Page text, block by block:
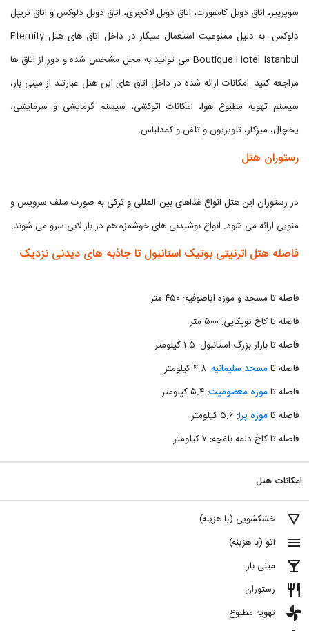
سوپرییر، اتاق دوبل کامفورت، اتاق دوبل لاکچری، اتاق دوبل دلوکس و اتاق تریپل
دلوکس. به دلیل ممنوعیت استعمال سیگار در داخل اتاق های هتل Eternity
Boutique Hotel Istanbul می توانید به محل مشخص شده و دور از اتاق ها
مراجعه کنید. امکانات ارائه شده در داخل اتاق های این هتل عبارتند از مینی بار،
سیستم تهویه مطبوع هوا، امکانات اتوکشی، سیستم گرمایشی و سرمایشی،
یخچال، میزکار، تلویزیون و تلفن و کمدلباس.
رستوران هتل
در رستوران این هتل انواع غذاهای بین المللی و ترکی به صورت سلف سرویس و
منویی ارائه می شود. انواع نوشیدنی های خوشمزه هم در بار لابی سرو می شوند.
فاصله هتل اترنیتی بوتیک استانبول تا جاذبه های دیدنی نزدیک
فاصله تا مسجد و موزه ایاصوفیه: ۴۵۰ متر
فاصله تا کاخ توپکاپی: ۵۰۰ متر
فاصله تا بازار بزرگ استانبول: ۱.۵ کیلومتر
فاصله تامسجد سلیمانیه: ۴.۸ کیلومتر
فاصله تاموزه معصومیت: ۵.۴ کیلومتر
فاصله تاموزه پرا: ۵.۶ کیلومتر
فاصله تا کاخ دلمه باغچه: ۷ کیلومتر
امکانات هتل
details خشکشویی (با هزینه)
menu اتو (با هزینه)
local_bar مینی بار
restaurant رستوران
toys تهویه مطبوع